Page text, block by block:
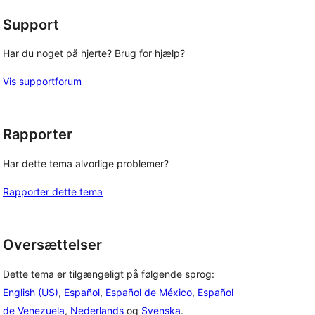
Support
Har du noget på hjerte? Brug for hjælp?
Vis supportforum
Rapporter
Har dette tema alvorlige problemer?
Rapporter dette tema
Oversættelser
Dette tema er tilgængeligt på følgende sprog:
English (US), Español, Español de México, Español
de Venezuela, Nederlands og Svenska.